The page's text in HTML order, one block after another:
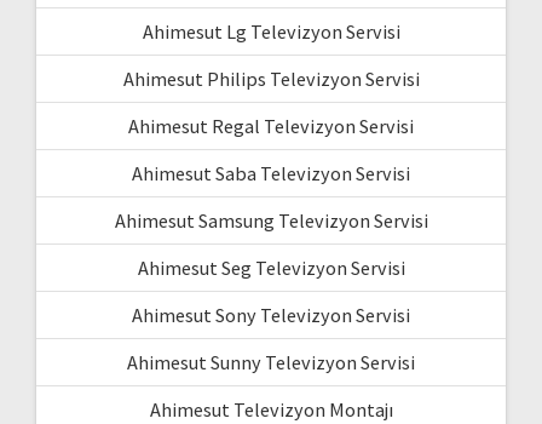
Ahimesut Lg Televizyon Servisi
Ahimesut Philips Televizyon Servisi
Ahimesut Regal Televizyon Servisi
Ahimesut Saba Televizyon Servisi
Ahimesut Samsung Televizyon Servisi
Ahimesut Seg Televizyon Servisi
Ahimesut Sony Televizyon Servisi
Ahimesut Sunny Televizyon Servisi
Ahimesut Televizyon Montajı